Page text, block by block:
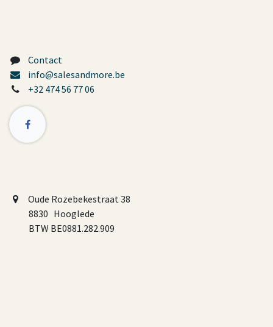
Contact
info@salesandmore.be
+32 474 56 77 06
Oude Rozebekestraat 38
8830 Hooglede
BTW BE0881.282.909